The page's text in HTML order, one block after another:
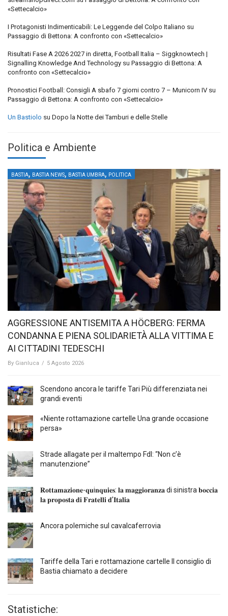
«Settecalcio»
I Protagonisti Indimenticabili: Le Leggende del Colpo Italiano su
Passaggio di Bettona: A confronto con «Settecalcio»
Risultati Fase A 2026 2027 in diretta, Football Italia – Siggknowtech |
Signalling Knowledge And Technology su Passaggio di Bettona: A
confronto con «Settecalcio»
Pronostici Football: Consigli A sbafo 7 giorni contro 7 – Municorn IV su
Passaggio di Bettona: A confronto con «Settecalcio»
Un Bastiolo su Dopo la Notte dei Tamburi e delle Stelle
Politica e Ambiente
BASTIA, BASTIA NEWS, BASTIA UMBRA, POLITICA
AGGRESSIONE ANTISEMITA A HÖCBERG: FERMA
CONDANNA E PIENA SOLIDARIETÀ ALLA VITTIMA E
AI CITTADINI TEDESCHI
By Gianluca / 5 Agosto 2026
Scendono ancora le tariffe Tari Più differenziata nei
grandi eventi
«Niente rottamazione cartelle Una grande occasione
persa»
Strade allagate per il maltempo FdI: “Non c’è
manutenzione”
𝐑𝐨𝐭𝐭𝐚𝐦𝐚𝐳𝐢𝐨𝐧𝐞-𝐪𝐮i𝐧𝐪𝐮𝐢𝐞𝐬: 𝐥𝐚 𝐦𝐚𝐠𝐠𝐢𝐨𝐫𝐚𝐧𝐳𝐚 di sinistra 𝐛𝐨𝐜𝐜𝐢𝐚
𝐥𝐚 𝐩𝐫𝐨𝐩𝐨𝐬𝐭𝐚 𝐝𝐢 𝐅𝐫𝐚𝐭𝐞𝐥𝐥𝐢 𝐝’𝐈𝐭𝐚𝐥𝐢𝐚
Ancora polemiche sul cavalcaferrovia
Tariffe della Tari e rottamazione cartelle Il consiglio di
Bastia chiamato a decidere
Statistiche: